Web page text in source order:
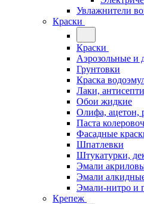
Увлажнители
Краски
Краски
Аэрозольные и
Грунтовки
Краска
Лаки,
Обои жидкие
Олифа, ацетон,
Паста
Фасадные
Шпатлевки
Штукатурки,
Эмали
Эмали
Эмали-нитро и
Крепеж